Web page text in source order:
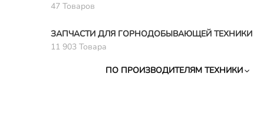
47 Товаров
ЗАПЧАСТИ ДЛЯ ГОРНОДОБЫВАЮЩЕЙ ТЕХНИКИ
11 903 Товара
ПО ПРОИЗВОДИТЕЛЯМ ТЕХНИКИ